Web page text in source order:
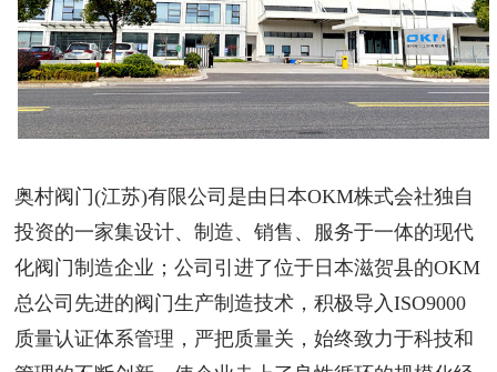
奥村阀门(江苏)有限公司是由日本OKM株式会社独自
投资的一家集设计、制造、销售、服务于一体的现代
化阀门制造企业；公司引进了位于日本滋贺县的OKM
总公司先进的阀门生产制造技术，积极导入ISO9000
质量认证体系管理，严把质量关，始终致力于科技和